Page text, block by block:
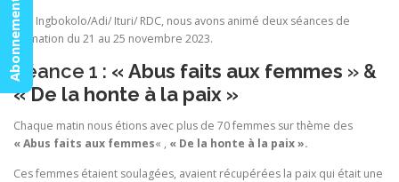
Ici à Ingbokolo/Adi/ Ituri/ RDC, nous avons animé deux séances de
formation du 21 au 25 novembre 2023.
Séance 1 : « Abus faits aux femmes » &
« De la honte à la paix »
Chaque matin nous étions avec plus de 70 femmes sur thème des
« Abus faits aux femmes« , « De la honte à la paix ».
Ces femmes étaient soulagées, avaient récupérées la paix qui était une